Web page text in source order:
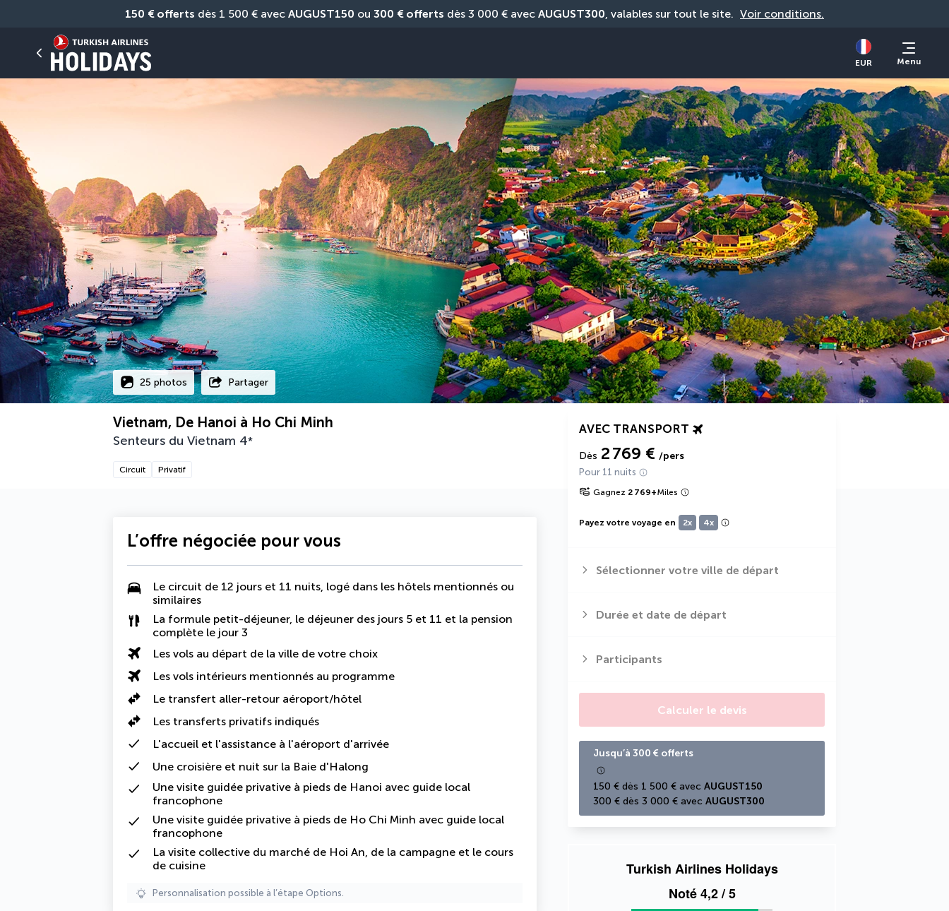
150 € offerts dès 1 500 € avec AUGUST150 ou 300 € offerts dès 3 000 € avec AUGUST300, valables sur tout le site. Voir conditions.
EUR Menu
25 photos Partager
Vietnam, De Hanoi à Ho Chi Minh
Senteurs du Vietnam 4*
Circuit Privatif
AVEC TRANSPORT
Dès 2 769 € /pers
Pour 11 nuits
Gagnez 2 769+Miles
Payez votre voyage en 2x 4x
Sélectionner votre ville de départ
Durée et date de départ
Participants
Calculer le devis
Jusqu’à 300 € offerts
150 € dès 1 500 € avec AUGUST150
300 € dès 3 000 € avec AUGUST300
Turkish Airlines Holidays
Noté4,2/ 5
L’offre négociée pour vous
Le circuit de 12 jours et 11 nuits, logé dans les hôtels mentionnés ou
similaires
La formule petit-déjeuner, le déjeuner des jours 5 et 11 et la pension
complète le jour 3
Les vols au départ de la ville de votre choix
Les vols intérieurs mentionnés au programme
Le transfert aller-retour aéroport/hôtel
Les transferts privatifs indiqués
L'accueil et l'assistance à l'aéroport d'arrivée
Une croisière et nuit sur la Baie d'Halong
Une visite guidée privative à pieds de Hanoi avec guide local
francophone
Une visite guidée privative à pieds de Ho Chi Minh avec guide local
francophone
La visite collective du marché de Hoi An, de la campagne et le cours
de cuisine
Personnalisation possible à l’étape Options.